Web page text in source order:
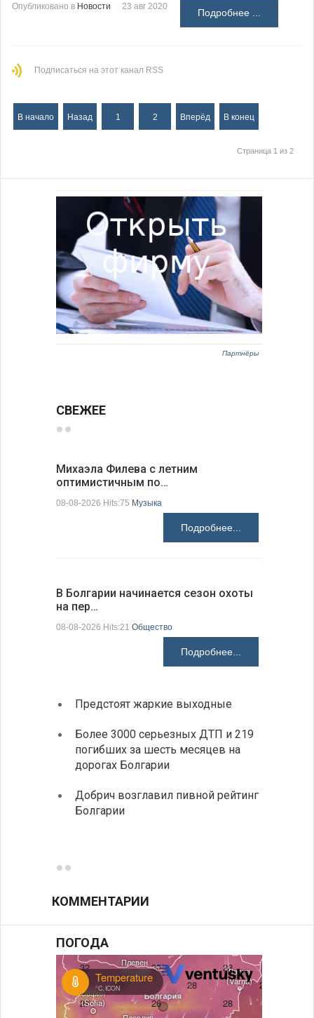
Опубликовано в Новости 23 авг 2020
Подробнее ...
Подписаться на этот канал RSS
В начало Назад 1 2 Вперёд В конец
Страница 1 из 2
Партнёры
СВЕЖЕЕ
Михаэла Филева с летним
оптимистичным по…
08-08-2026 Hits:75 Музыка
Подробнее...
В Болгарии начинается сезон охоты
на пер…
08-08-2026 Hits:21 Общество
Подробнее...
Предстоят жаркие выходные
Более 3000 серьезных ДТП и 219
погибших за шесть месяцев на
дорогах Болгарии
Добрич возглавил пивной рейтинг
Болгарии
КОММЕНТАРИИ
ПОГОДА